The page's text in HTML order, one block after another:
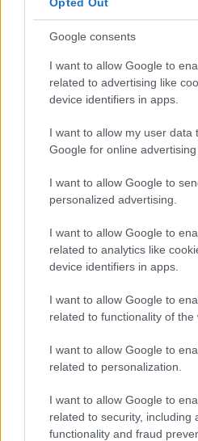
Google consents
I want to allow Google to
related to advertising like
device identifiers in apps.
I want to allow my user data
Google for online advertising
I want to allow Google to
personalized advertising.
I want to allow Google to
related to analytics like
device identifiers in apps.
I want to allow Google to
related to functionality of the
I want to allow Google to
related to personalization.
I want to allow Google to
related to security, including
functionality and fraud
Δυστυχώς, το Υπουργείο
ούτε τον κατάλληλο
εγγυημένη η ομαλή